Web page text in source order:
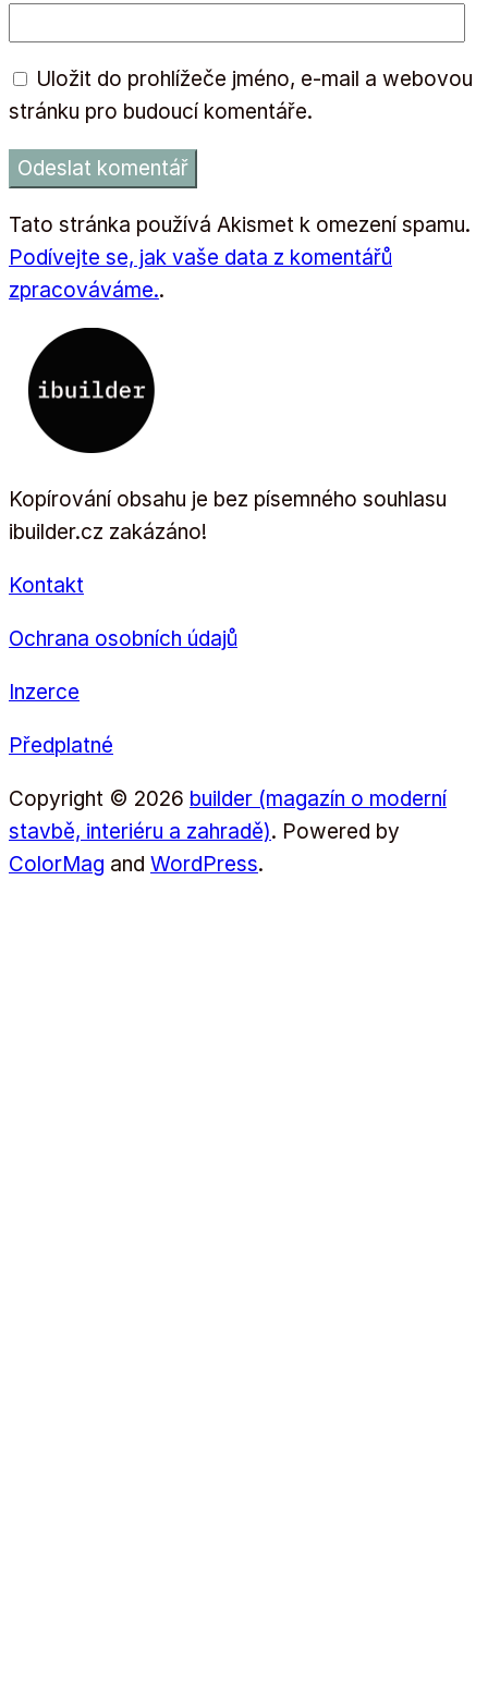
Uložit do prohlížeče jméno, e-mail a webovou
stránku pro budoucí komentáře.
Tato stránka používá Akismet k omezení spamu.
Podívejte se, jak vaše data z komentářů
zpracováváme..
Kopírování obsahu je bez písemného souhlasu
ibuilder.cz zakázáno!
Kontakt
Ochrana osobních údajů
Inzerce
Předplatné
Copyright © 2026 builder (magazín o moderní
stavbě, interiéru a zahradě). Powered by
ColorMag and WordPress.